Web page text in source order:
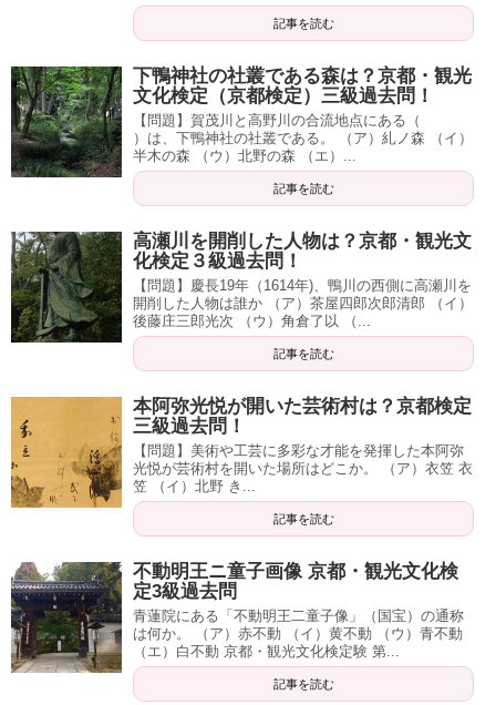
記事を読む
下鴨神社の社叢である森は？京都・観光
文化検定（京都検定）三級過去問！
【問題】賀茂川と高野川の合流地点にある（
）は、下鴨神社の社叢である。 （ア）糺ノ森 （イ）
半木の森 （ウ）北野の森 （エ）...
記事を読む
高瀬川を開削した人物は？京都・観光文
化検定３級過去問！
【問題】慶長19年（1614年)、鴨川の西側に高瀬川を
開削した人物は誰か （ア）茶屋四郎次郎清郎 （イ）
後藤庄三郎光次 （ウ）角倉了以 （...
記事を読む
本阿弥光悦が開いた芸術村は？京都検定
三級過去問！
【問題】美術や工芸に多彩な才能を発揮した本阿弥
光悦が芸術村を開いた場所はどこか。 （ア）衣笠 衣
笠 （イ）北野 き...
記事を読む
不動明王ニ童子画像 京都・観光文化検
定3級過去問
青蓮院にある「不動明王二童子像」（国宝）の通称
は何か。 （ア）赤不動 （イ）黄不動 （ウ）青不動
（エ）白不動 京都・観光文化検定験 第...
記事を読む